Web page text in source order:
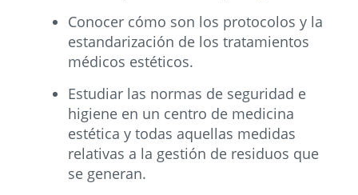
Conocer cómo son los protocolos y la
estandarización de los tratamientos
médicos estéticos.
Estudiar las normas de seguridad e
higiene en un centro de medicina
estética y todas aquellas medidas
relativas a la gestión de residuos que
se generan.